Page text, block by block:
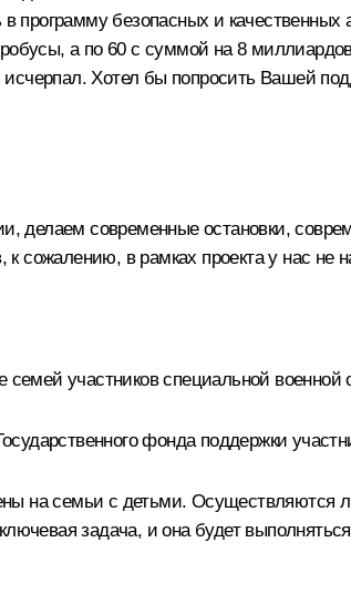
программу безопасных и
а по 60 с суммой на 8
Хотел бы попросить Вашей
делаем современные остановки,
к сожалению, в рамках проекта у нас не
участников специальной военной
фонда поддержки
на семьи с детьми.
задача, и она будет